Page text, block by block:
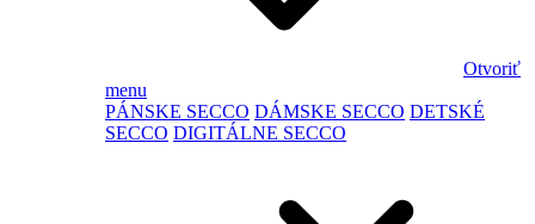
Otvoriť
menu
PÁNSKE SECCO DÁMSKE SECCO DETSKÉ
SECCO DIGITÁLNE SECCO